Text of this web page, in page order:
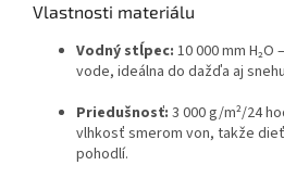
Vlastnosti materiálu
Vodný stĺpec: 10 000 mm
vode, ideálna do dažďa aj
Priedušnosť: 3 000 g/m²/24
vlhkosť smerom von, takže
pohodlí.